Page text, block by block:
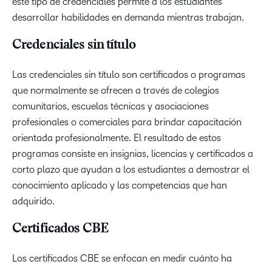
desarrollar habilidades en demanda mientras trabajan.
Credenciales sin título
Las credenciales sin título son certificados o programas
que normalmente se ofrecen a través de colegios
comunitarios, escuelas técnicas y asociaciones
profesionales o comerciales para brindar capacitación
orientada profesionalmente. El resultado de estos
programas consiste en insignias, licencias y certificados a
corto plazo que ayudan a los estudiantes a demostrar el
conocimiento aplicado y las competencias que han
adquirido.
Certificados CBE
Los certificados CBE se enfocan en medir cuánto ha